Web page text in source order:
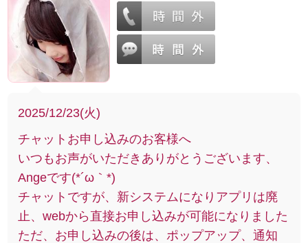
2025/12/23(火)
チャットお申し込みのお客様へ
いつもお声がいただきありがとうございます、
Angeです(*´ω｀*)
チャットですが、新システムになりアプリは廃
止、webから直接お申し込みが可能になりました
ただ、お申し込みの後は、ポップアップ、通知